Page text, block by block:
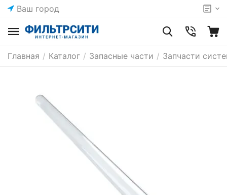
Ваш город
Главная / Каталог / Запасные части / Запчасти